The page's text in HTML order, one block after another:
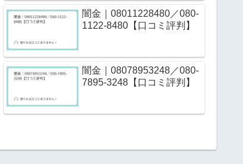
闇金｜08011228480／080-
1122-8480【口コミ評判】
闇金｜08078953248／080-
7895-3248【口コミ評判】